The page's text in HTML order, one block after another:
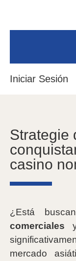
Iniciar Sesión
Strategie
casino
¿Está
comerciales
mercado